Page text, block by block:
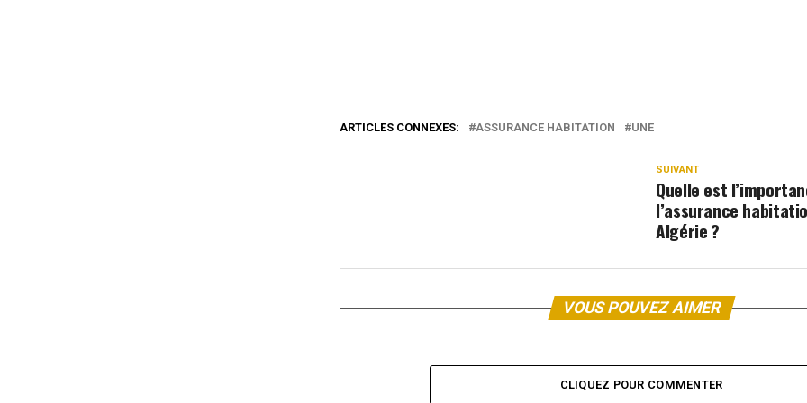
ARTICLES CONNEXES: ASSURANCE HABITATION UNE
SUIVANT
Quelle est
l’assurance
Algérie ?
VOUS POUVEZ AIMER
CLIQUEZ POUR COMMENTER